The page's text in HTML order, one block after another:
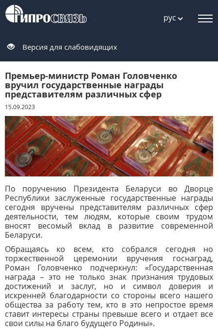
рус
Версия для слабовидящих
Премьер-министр Роман Головченко
вручил государственные награды
представителям различных сфер
15.09.2023
По поручению Президента Беларуси во Дворце
Республики заслуженные государственные награды
сегодня вручены представителям различных сфер
деятельности, тем людям, которые своим трудом
вносят весомый вклад в развитие современной
Беларуси.
Обращаясь ко всем, кто собрался сегодня но
торжественной церемонии вручения госнаград,
Роман Головченко подчеркнул: «Государственная
награда – это не только знак признания трудовых
достижений и заслуг, но и символ доверия и
искренней благодарности со стороны всего нашего
общества за работу тем, кто в это непростое время
ставит интересы страны превыше всего и отдает все
свои силы на благо будущего Родины».